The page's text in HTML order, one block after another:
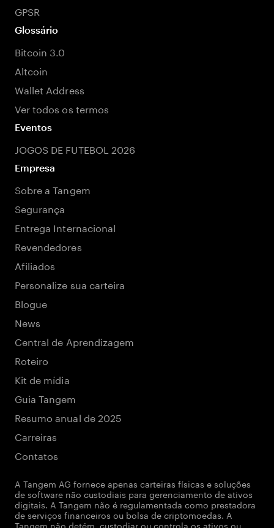
GPSR
Glossário
Bitcoin 3.0
Altcoin
Wallet Address
Ver todos os termos
Eventos
JOGOS DE FUTEBOL 2026
Empresa
Sobre a Tangem
Segurança
Entrega Internacional
Revendedores
Afiliados
Personalize sua carteira
Blogue
News
Central de Aprendizagem
Roteiro
Kit de mídia
Guia Tangem
Resumo anual de 2025
Carreiras
Contatos
A Tangem AG fornece apenas carteiras físicas e soluções
de software não custodiais para gerenciamento de ativos
digitais. A Tangem não é regulamentada como prestadora
de serviços financeiros ou bolsa de criptomoedas. A
Tangem não detém, custodiar ou controla os ativos ou